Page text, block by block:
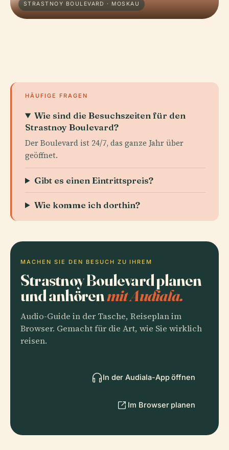
STRASTNOY BOULEVARD · MOSKAU
HÄUFIGE FRAGEN
Wie sind die Besuchszeiten für den
Strastnoy Boulevard?
Der Boulevard ist 24/7, das ganze Jahr über
geöffnet.
Gibt es einen Eintrittspreis?
Wie komme ich dorthin?
MACHEN SIE DEN BESUCH ZU IHREM
Strastnoy Boulevard planen
und anhörenmit Audiala.
Audio-Guide in der Tasche, Reiseplan im
Browser. Gemacht für die Art, wie Sie wirklich
reisen.
In der Audiala-App öffnen
Im Browser planen